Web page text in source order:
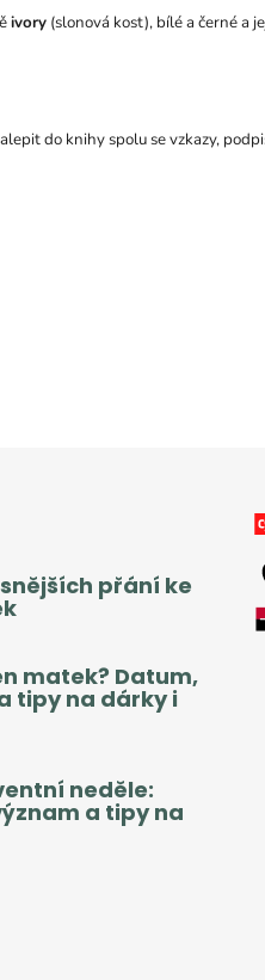
ivory (slonová kost), bílé a černé a
do knihy spolu se vzkazy,
přání ke
matek? Datum,
tipy na dárky i
neděle:
a tipy na